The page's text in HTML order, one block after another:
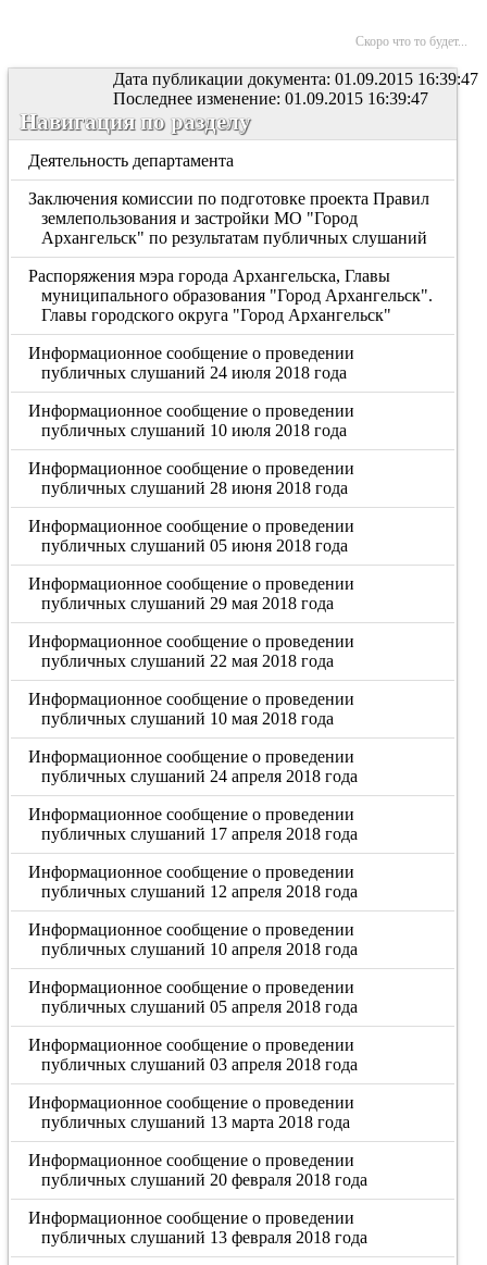
Скоро что то будет...
Дата публикации документа: 01.09.2015 16:39:47
Последнее изменение: 01.09.2015 16:39:47
Навигация по разделу
Деятельность департамента
Заключения комиссии по подготовке проекта Правил
землепользования и застройки МО "Город
Архангельск" по результатам публичных слушаний
Распоряжения мэра города Архангельска, Главы
муниципального образования "Город Архангельск".
Главы городского округа "Город Архангельск"
Информационное сообщение о проведении
публичных слушаний 24 июля 2018 года
Информационное сообщение о проведении
публичных слушаний 10 июля 2018 года
Информационное сообщение о проведении
публичных слушаний 28 июня 2018 года
Информационное сообщение о проведении
публичных слушаний 05 июня 2018 года
Информационное сообщение о проведении
публичных слушаний 29 мая 2018 года
Информационное сообщение о проведении
публичных слушаний 22 мая 2018 года
Информационное сообщение о проведении
публичных слушаний 10 мая 2018 года
Информационное сообщение о проведении
публичных слушаний 24 апреля 2018 года
Информационное сообщение о проведении
публичных слушаний 17 апреля 2018 года
Информационное сообщение о проведении
публичных слушаний 12 апреля 2018 года
Информационное сообщение о проведении
публичных слушаний 10 апреля 2018 года
Информационное сообщение о проведении
публичных слушаний 05 апреля 2018 года
Информационное сообщение о проведении
публичных слушаний 03 апреля 2018 года
Информационное сообщение о проведении
публичных слушаний 13 марта 2018 года
Информационное сообщение о проведении
публичных слушаний 20 февраля 2018 года
Информационное сообщение о проведении
публичных слушаний 13 февраля 2018 года